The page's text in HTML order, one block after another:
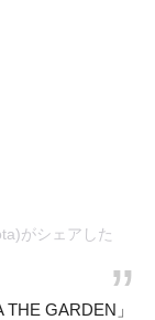
がシェアした
GARDEN」